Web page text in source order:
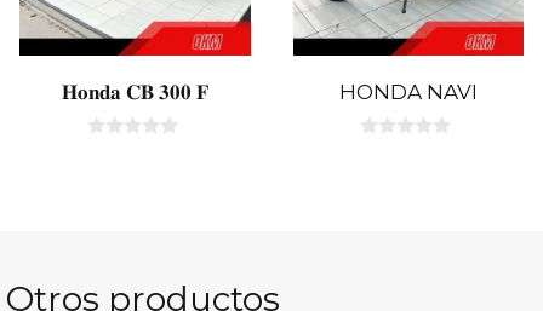
𝐇𝐨𝐧𝐝𝐚 𝐂𝐁 𝟑𝟎𝟎 𝐅 HONDA NAVI
Otros productos